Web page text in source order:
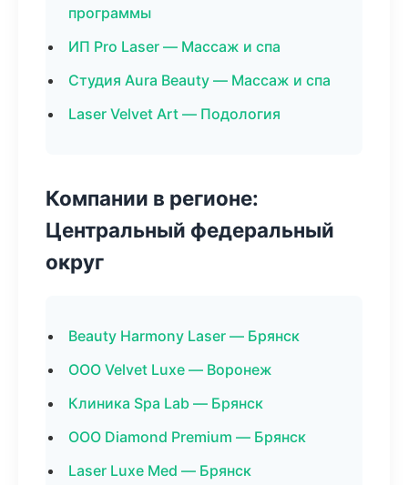
программы
ИП Pro Laser — Массаж и спа
Студия Aura Beauty — Массаж и спа
Laser Velvet Art — Подология
Компании в регионе:
Центральный федеральный
округ
Beauty Harmony Laser — Брянск
ООО Velvet Luxe — Воронеж
Клиника Spa Lab — Брянск
ООО Diamond Premium — Брянск
Laser Luxe Med — Брянск